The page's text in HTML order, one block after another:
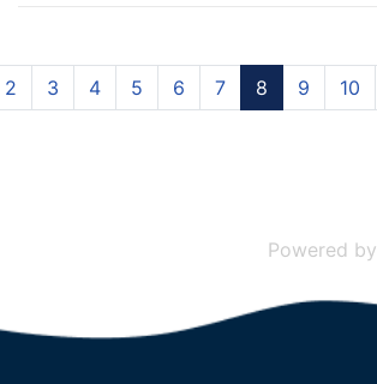
2 3 4 5 6 7 8 9 10
Powered by